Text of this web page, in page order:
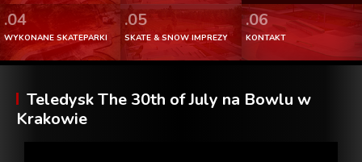
.04
WYKONANE SKATEPARKI
.05
SKATE & SNOW IMPREZY
.06
KONTAKT
Teledysk The 30th of July na Bowlu w
Krakowie